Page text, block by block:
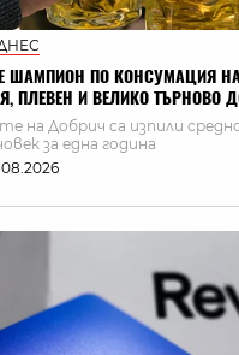
ШАМПИОН ПО КОНСУМАЦИЯ
ПЛЕВЕН И ВЕЛИКО ТЪРНОВО
на Добрич са изпили
за една година